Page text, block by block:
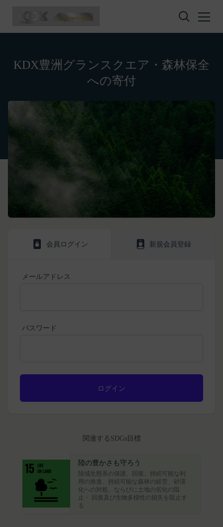
KDX豊洲グランスクエア・森林保全
への寄付
会員ログイン 新規会員登録
メールアドレス
パスワード
関連するSDGs目標
陸の豊かさも守ろう
陸域生態系の保護、回復、持続可能な利
用の推進、持続可能な森林の経営、砂漠
化への対処、ならびに土地の劣化の阻
止・ 回復及び生物多様性の損失を阻止す
る
プライバシーポリシー
株式会社GOYOH（以下「当社」といいます。）
は、当社が運営する各サービスにおいて、個人情報
の保護に関する法律、その他関連する法令等を遵守
するとともに、以下の方針に沿ってお客様からお預
本文中の用語の定義は、個人情報保護法および関連
お客様から直接取得する情報
氏名、生年月日、性別、職業等プロフィールに関す
ワード等のその他の情報
入力フォームその他当社が定める方法を通じてお客
を利用する場合、当社は、端末識別子およびIPアド
レスを取得する場合があります。また、当社は、お
客様が端末に関連付けた名前、端末の種類、電話番
号、国、およびユーザー名、もしくはメールアドレ
株式会社GOYOHが運営するESGポータルサイトサ
ービス（以下「本サービス」といいます。）のご利
用規約（以下「本規約」といいます。）を下記の通
り定めます。
必要があります。
当該各号に定めるところによるものとします。
「契約者」
認めた特定の法人、団体、個人の第三者をいいま
本規約の内容の全てを承認いただいた上、本サービ
ス所定の手続きに従い会員登録を申請し、当社がこ
れを承認した特定の法人、団体、個人をいいます。
「登録希望者」
本サービスの利用を希望する法人、団体、個人をい
います。
Amazon.co.jpで使えるデジタル商品券です。
会員情報に登録されているメールアドレス宛にギフ
有効期限は発行から10年です。
ギフト券を適用する方法:
メールに記載されたギフト券番号をご用意くださ
い。
ギフト券番号を入力し、